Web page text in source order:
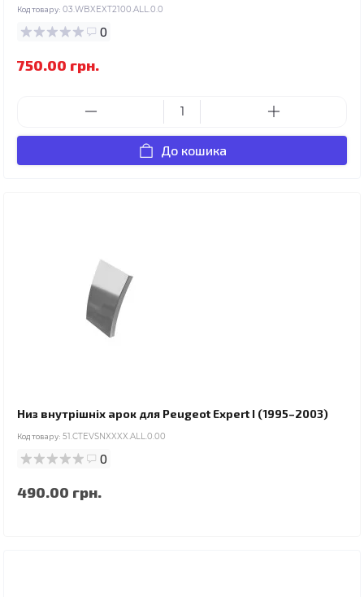
Код товару: 03.WBXEXT2100.ALL.0.0
0
750.00 грн.
До кошика
Низ внутрішніх арок для Peugeot Expert I (1995–2003)
Код товару: 51.CTEVSNXXXX.ALL.0.00
0
490.00 грн.